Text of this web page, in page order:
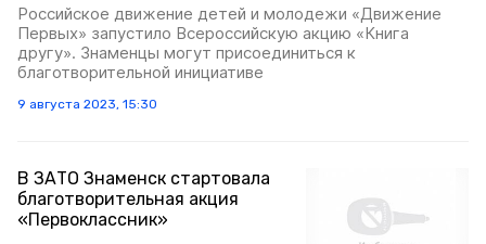
Российское движение детей и молодежи «Движение
Первых» запустило Всероссийскую акцию «Книга
другу». Знаменцы могут присоединиться к
благотворительной инициативе
9 августа 2023, 15:30
В ЗАТО Знаменск стартовала
благотворительная акция
«Первоклассник»